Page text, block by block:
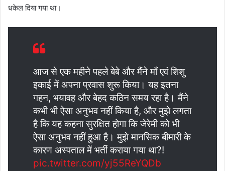
धकेल दिया गया था।
आज से एक महीने पहले बेबे और मैंने माँ एवं शिशु
इकाई में अपना प्रवास शुरू किया। यह इतना
गहन, भयावह और बेहद कठिन समय रहा है। मैंने
कभी भी ऐसा अनुभव नहीं किया है, और मुझे लगता
है कि यह कहना सुरक्षित होगा कि जेरेमी को भी
ऐसा अनुभव नहीं हुआ है। मुझे मानसिक बीमारी के
कारण अस्पताल में भर्ती कराया गया था?!
pic.twitter.com/yj55ReYQDb